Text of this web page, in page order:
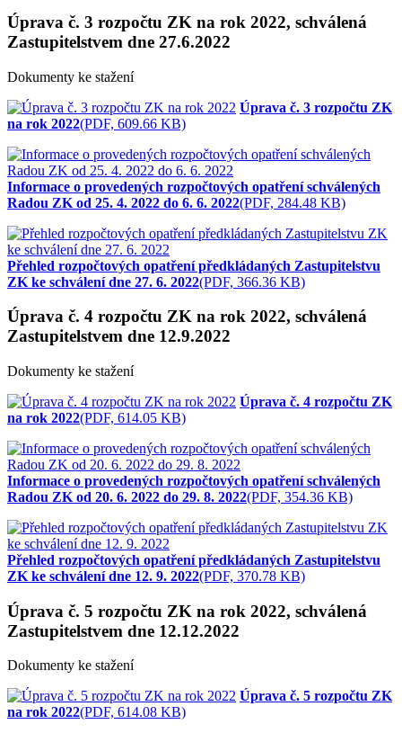
Úprava č. 3 rozpočtu ZK na rok 2022, schválená
Zastupitelstvem dne 27.6.2022
Dokumenty ke stažení
Úprava č. 3 rozpočtu ZK
na rok 2022(PDF, 609.66 KB)
Informace o provedených rozpočtových opatření schválených
Radou ZK od 25. 4. 2022 do 6. 6. 2022(PDF, 284.48 KB)
Přehled rozpočtových opatření předkládaných Zastupitelstvu
ZK ke schválení dne 27. 6. 2022(PDF, 366.36 KB)
Úprava č. 4 rozpočtu ZK na rok 2022, schválená
Zastupitelstvem dne 12.9.2022
Dokumenty ke stažení
Úprava č. 4 rozpočtu ZK
na rok 2022(PDF, 614.05 KB)
Informace o provedených rozpočtových opatření schválených
Radou ZK od 20. 6. 2022 do 29. 8. 2022(PDF, 354.36 KB)
Přehled rozpočtových opatření předkládaných Zastupitelstvu
ZK ke schválení dne 12. 9. 2022(PDF, 370.78 KB)
Úprava č. 5 rozpočtu ZK na rok 2022, schválená
Zastupitelstvem dne 12.12.2022
Dokumenty ke stažení
Úprava č. 5 rozpočtu ZK
na rok 2022(PDF, 614.08 KB)